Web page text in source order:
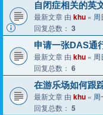
自闭症相关的英
最新文章 由 khu « 周
回复总数： 3
申请一张DAS通
最新文章 由 khu « 周
回复总数： 6
在游乐场如何跟
最新文章 由 khu « 周
回复总数： 5